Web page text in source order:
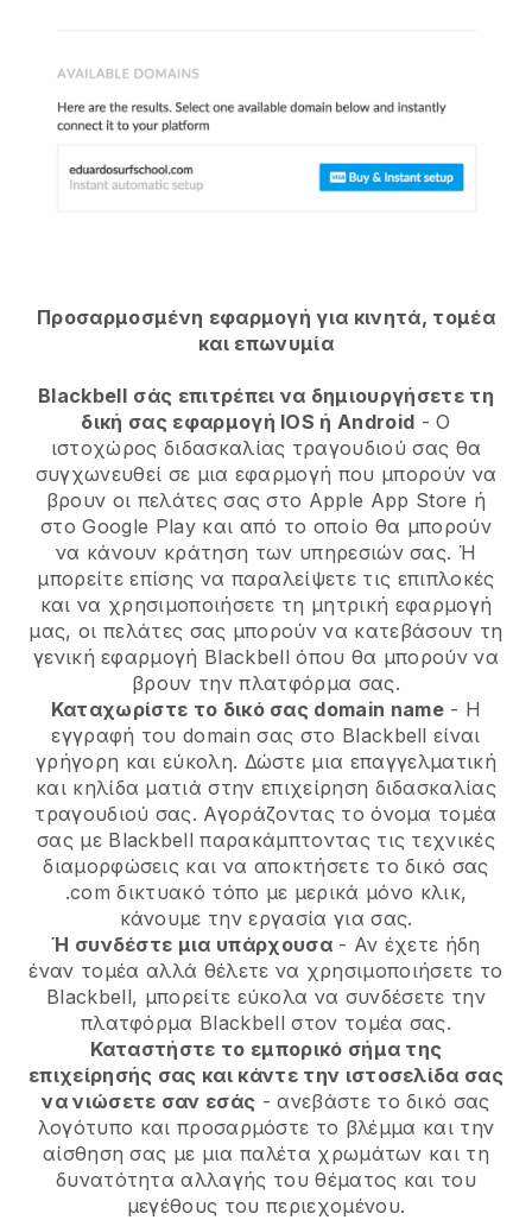
Προσαρμοσμένη εφαρμογή για κινητά, τομέα
και επωνυμία
Blackbell σάς επιτρέπει να δημιουργήσετε τη
δική σας εφαρμογή IOS ή Android -Ο
ιστοχώρος διδασκαλίας τραγουδιού σας θα
συγχωνευθεί σε μια εφαρμογή που μπορούν να
βρουν οι πελάτες σας στο Apple App Store ή
στο Google Play και από το οποίο θα μπορούν
να κάνουν κράτηση των υπηρεσιών σας. Ή
μπορείτε επίσης να παραλείψετε τις επιπλοκές
και να χρησιμοποιήσετε τη μητρική εφαρμογή
μας, οι πελάτες σας μπορούν να κατεβάσουν τη
γενική εφαρμογή Blackbell όπου θα μπορούν να
βρουν την πλατφόρμα σας.
Καταχωρίστε το δικό σας domain name- Η
εγγραφή του domain σας στο Blackbell είναι
γρήγορη και εύκολη. Δώστε μια επαγγελματική
και κηλίδα ματιά στην επιχείρηση διδασκαλίας
τραγουδιού σας. Αγοράζοντας το όνομα τομέα
σας με Blackbell παρακάμπτοντας τις τεχνικές
διαμορφώσεις και να αποκτήσετε το δικό σας
.com δικτυακό τόπο με μερικά μόνο κλικ,
κάνουμε την εργασία για σας.
Ή συνδέστε μια υπάρχουσα- Αν έχετε ήδη
έναν τομέα αλλά θέλετε να χρησιμοποιήσετε το
Blackbell, μπορείτε εύκολα να συνδέσετε την
πλατφόρμα Blackbell στον τομέα σας.
Καταστήστε το εμπορικό σήμα της
επιχείρησής σας και κάντε την ιστοσελίδα σας
να νιώσετε σαν εσάς - ανεβάστε το δικό σας
λογότυπο και προσαρμόστε το βλέμμα και την
αίσθηση σας με μια παλέτα χρωμάτων και τη
δυνατότητα αλλαγής του θέματος και του
μεγέθους του περιεχομένου.